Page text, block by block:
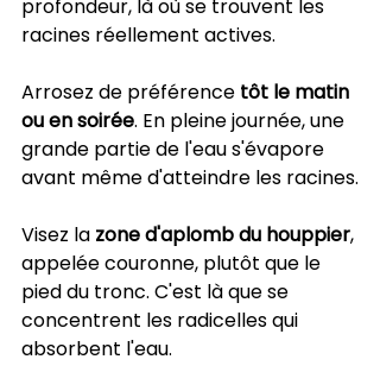
profondeur, là où se trouvent les
racines réellement actives.
Arrosez de préférence tôt le matin
ou en soirée. En pleine journée, une
grande partie de l'eau s'évapore
avant même d'atteindre les racines.
Visez la zone d'aplomb du houppier,
appelée couronne, plutôt que le
pied du tronc. C'est là que se
concentrent les radicelles qui
absorbent l'eau.